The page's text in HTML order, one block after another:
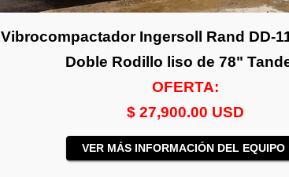
Vibrocompactador Ingersoll Rand DD-
Doble Rodillo liso de 78"
OFERTA:
$ 27,900.00 USD
VER MÁS INFORMACIÓN DEL EQUIPO